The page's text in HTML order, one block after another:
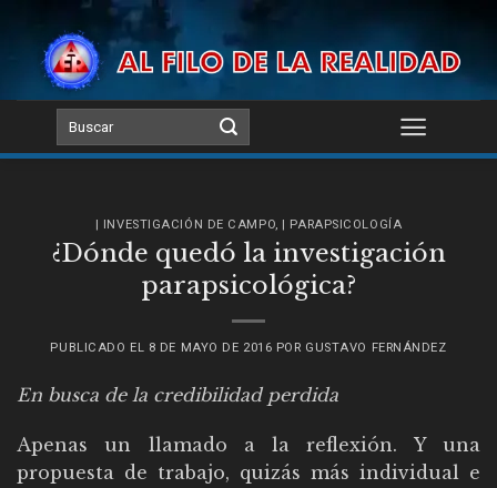
content
| INVESTIGACIÓN DE CAMPO, | PARAPSICOLOGÍA
¿Dónde quedó la investigación
parapsicológica?
PUBLICADO EL 8 DE MAYO DE 2016 POR GUSTAVO FERNÁNDEZ
En busca de la credibilidad perdida
Apenas un llamado a la reflexión. Y una
propuesta de trabajo, quizás más individual e